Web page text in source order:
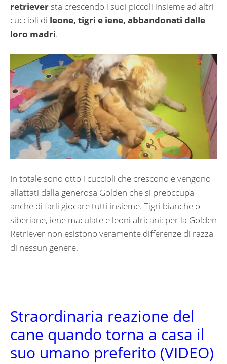
retrieversta crescendo i suoi piccoli insieme ad altri
cuccioli di leone, tigri e iene, abbandonati dalle
loro madri.
In totale sono otto i cuccioli che crescono e vengono
allattati dalla generosa Golden che si preoccupa
anche di farli giocare tutti insieme. Tigri bianche o
siberiane, iene maculate e leoni africani: per la Golden
Retriever non esistono veramente differenze di razza
di nessun genere.
Straordinaria reazione del
cane quando torna a casa il
suo umano preferito (VIDEO)